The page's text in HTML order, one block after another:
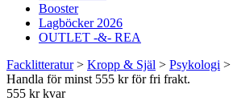
Booster
Lagböcker 2026
OUTLET -&- REA
Facklitteratur> Kropp & Själ > Psykologi >
Handla för minst 555 kr för fri frakt.
555 kr kvar